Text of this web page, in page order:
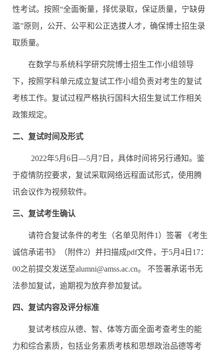
性考试。按照“全面衡量，择优录取，保证质量，宁缺毋
滥”原则，公开、公平和公正选拔人才，确保博士招生录
取质量。
在数学与系统科学研究院博士招生工作小组领导
下，按照学科单元成立复试工作小组负责对考生的复试
考核工作。复试过程严格执行国科大招生复试工作相关
政策规定。
二、复试时间及形式
2022年5月 6日—5月 7日，具体时间将另行通知。鉴
于疫情防控要求，复试采取网络远程面试形式，使用腾
讯会议作为视频软件。
三、复试考生确认
请符合复试条件的考生（名单见附件1 ）签署
《考生
诚信承诺书》（附件2）并扫描成pdf文件，于5月 4 日 17：
00之前提交发送至alumni@amss.ac.cn。
不签署承诺书无
法参加复试，逾期视为放弃参加复试。
四、复试内容及评分标准
复试考核应从德、智、体等方面全面考查考生的能
力和综合素质，包括业务素质考核和思想政治品德等考